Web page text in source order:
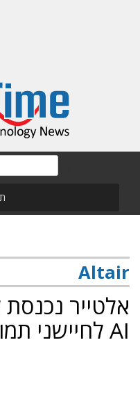
Altair
אלטייר
AI לחיישני תמונה